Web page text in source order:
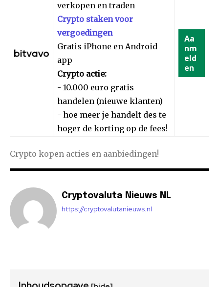
verkopen en traden
Crypto staken voor
vergoedingen
Gratis iPhone en Android
app
Crypto actie:
- 10.000 euro gratis
handelen (nieuwe klanten)
- hoe meer je handelt des te
hoger de korting op de fees!
Aa
nm
eld
en
Crypto kopen acties en aanbiedingen!
Cryptovaluta Nieuws NL
https://cryptovalutanieuws.nl